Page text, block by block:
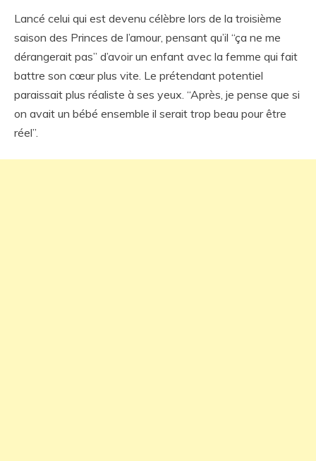
Lancé celui qui est devenu célèbre lors de la troisième
saison des Princes de l’amour, pensant qu’il “ça ne me
dérangerait pas” d’avoir un enfant avec la femme qui fait
battre son cœur plus vite. Le prétendant potentiel
paraissait plus réaliste à ses yeux. “Après, je pense que si
on avait un bébé ensemble il serait trop beau pour être
réel”.